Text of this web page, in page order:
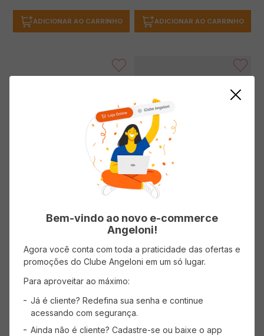
ADICIONAR AO CARRINHO ADICIONAR AO CARRINHO
Shampoo Pet SANOL Dog Sênior
ADICIONAR AO CARRINHO
Shampoo SANOL Pet Dog
Morango com Iogurte 500ml
( R$ 69,80/l )
R$ 34,90
Bem-vindo ao novo e-commerce
Angeloni!
Agora você conta com toda a praticidade das ofertas e
promoções do Clube Angeloni em um só lugar.
Para aproveitar ao máximo:
Já é cliente? Redefina sua senha e continue
acessando com segurança.
Ainda não é cliente? Cadastre-se ou baixe o app